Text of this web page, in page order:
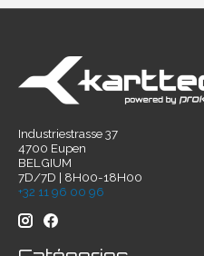
Industriestrasse 37
4700 Eupen
BELGIUM
7D/7D | 8H00-18H00
+32 11 96 00 96